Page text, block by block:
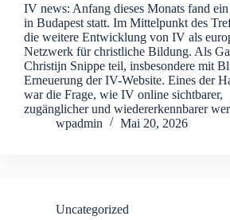
IV news: Anfang dieses Monats fand
in Budapest statt. Im Mittelpunkt des
die weitere Entwicklung von IV als
Netzwerk für christliche Bildung. Als
Christijn Snippe teil, insbesondere mit
Erneuerung der IV-Website. Eines der
war die Frage, wie IV online sichtbarer,
zugänglicher und wiedererkennbarer
wpadmin
Mai 20, 2026
Uncategorized